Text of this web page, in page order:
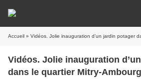
Accueil » Vidéos. Jolie inauguration d’un jardin potager dans le
Vidéos. Jolie inauguration
dans le quartier Mitry-